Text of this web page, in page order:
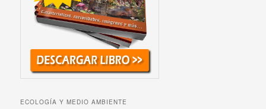
ECOLOGÍA Y MEDIO AMBIENTE